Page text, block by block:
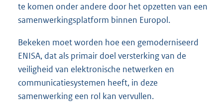
te komen onder andere door het opzetten van een
samenwerkingsplatform binnen Europol.
Bekeken moet worden hoe een gemoderniseerd
ENISA, dat als primair doel versterking van de
veiligheid van elektronische netwerken en
communicatiesystemen heeft, in deze
samenwerking een rol kan vervullen.